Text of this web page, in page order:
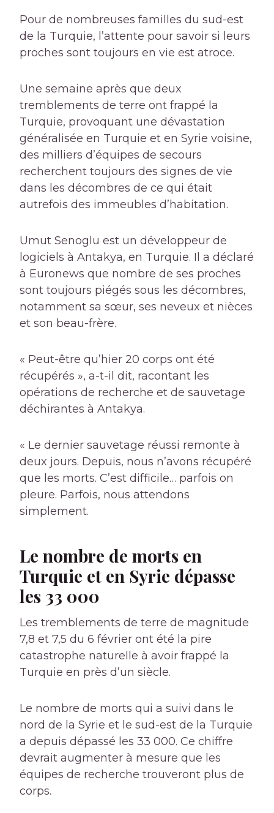
Pour de nombreuses familles du sud-est
de la Turquie, l’attente pour savoir si leurs
proches sont toujours en vie est atroce.
Une semaine après que deux
tremblements de terre ont frappé la
Turquie, provoquant une dévastation
généralisée en Turquie et en Syrie voisine,
des milliers d’équipes de secours
recherchent toujours des signes de vie
dans les décombres de ce qui était
autrefois des immeubles d’habitation.
Umut Senoglu est un développeur de
logiciels à Antakya, en Turquie. Il a déclaré
à Euronews que nombre de ses proches
sont toujours piégés sous les décombres,
notamment sa sœur, ses neveux et nièces
et son beau-frère.
« Peut-être qu’hier 20 corps ont été
récupérés », a-t-il dit, racontant les
opérations de recherche et de sauvetage
déchirantes à Antakya.
« Le dernier sauvetage réussi remonte à
deux jours. Depuis, nous n’avons récupéré
que les morts. C’est difficile… parfois on
pleure. Parfois, nous attendons
simplement.
Le nombre de morts en
Turquie et en Syrie dépasse
les 33 000
Les tremblements de terre de magnitude
7,8 et 7,5 du 6 février ont été la pire
catastrophe naturelle à avoir frappé la
Turquie en près d’un siècle.
Le nombre de morts qui a suivi dans le
nord de la Syrie et le sud-est de la Turquie
a depuis dépassé les 33 000. Ce chiffre
devrait augmenter à mesure que les
équipes de recherche trouveront plus de
corps.